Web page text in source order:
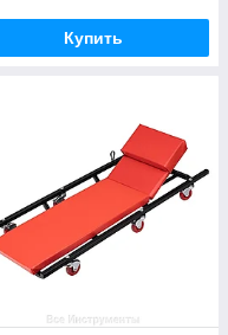
форсунок
двигателей
станок
Купить